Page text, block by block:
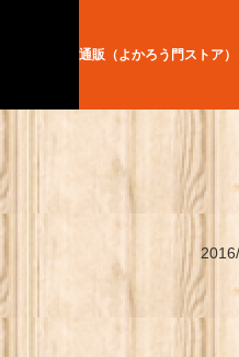
通販（よかろう門ストア）